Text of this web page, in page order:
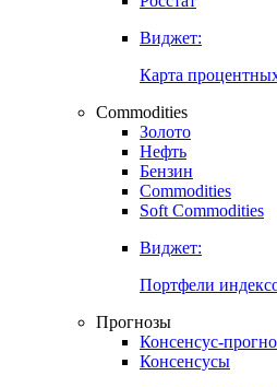
Виджет:
Карта
Commodities
Золото
Нефть
Бензин
Commodities
Soft Commodities
Виджет:
Портфели
Прогнозы
Консенсус-
Консенсусы